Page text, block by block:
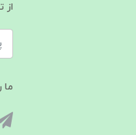
از
ما